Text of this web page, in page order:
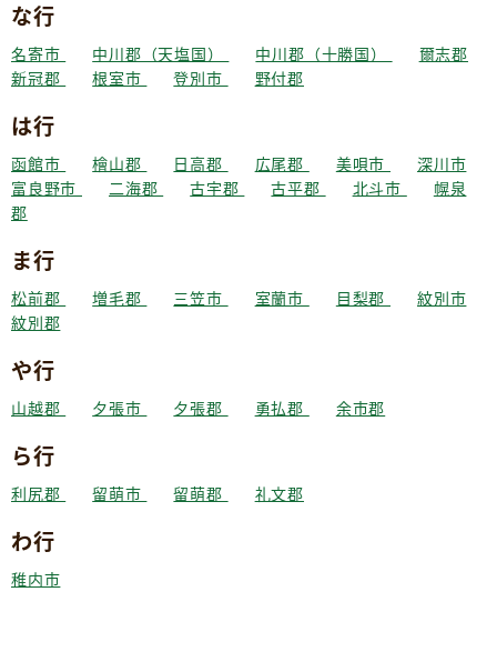
な行
名寄市 中川郡（天塩国） 中川郡（十勝国）
爾志郡
新冠郡
根室市 登別市 野付郡
は行
函館市 檜山郡 日高郡 広尾郡 美唄市
深川市
富良野市
二海郡 古宇郡 古平郡 北斗市
幌泉
郡
ま行
松前郡 増毛郡 三笠市 室蘭市 目梨郡
紋別市
紋別郡
や行
山越郡 夕張市 夕張郡 勇払郡 余市郡
ら行
利尻郡 留萌市 留萌郡 礼文郡
わ行
稚内市